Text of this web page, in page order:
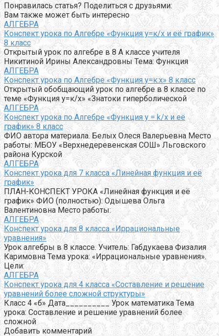
Понравилась статья? Поделиться с друзьями:
Вам также может быть интересно
АЛГЕБРА
Конспект урока по Алгебре «Функция у=к/х и её график»
8 класс
Открытый урок по алгебре в 8 А классе учителя
Никитиной Ирины Александровны Тема: Функция
АЛГЕБРА
Конспект урока по Алгебре «Функция у=к:х» 8 класс
Открытый обобщающий урок по алгебре в 8 классе по
теме «Функция у=к/х» «Знатоки гиперболической
АЛГЕБРА
Конспект урока по Алгебре «Функция y = k/x и её
график» 8 класс
ФИО автора материала. Белых Олеся Валерьевна Место
работы: МБОУ «Верхнедеревенская СОШ» Льговского
района Курской
АЛГЕБРА
Конспект урока для 7 класса «Линейная функция и её
график»
ПЛАН-КОНСПЕКТ УРОКА «Линейная функция и её
график» ФИО (полностью): Одышева Ольга
Валентиновна Место работы:
АЛГЕБРА
Конспект урока для 8 класса «Иррациональные
уравнения»
Урок алгебры в 8 классе. Учитель: Габдукаева Физалия
Каримовна Тема урока: «Иррациональные уравнения».
Цели:
АЛГЕБРА
Конспект урока для 4 класса «Составление и решение
уравнений более сложной структуры»
Класс 4 «б» Дата__________ Урок математика Тема
урока: Составление и решение уравнений более
сложной
Добавить комментарий